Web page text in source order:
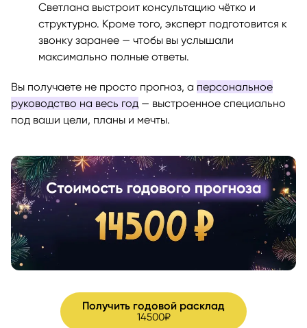
Светлана выстроит консультацию чётко и
структурно. Кроме того, эксперт подготовится к
звонку заранее — чтобы вы услышали
максимально полные ответы.
Вы получаете не просто прогноз, а персональное
руководство на весь год — выстроенное специально
под ваши цели, планы и мечты.
Получить годовой расклад
14500₽